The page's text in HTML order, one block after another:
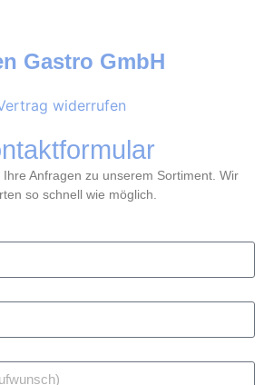
Gastro GmbH
widerrufen
Anfragen zu unserem Sortiment. Wir
so schnell wie möglich.